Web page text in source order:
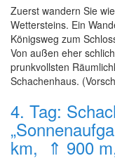
Zuerst wandern Sie
Wettersteins. Ein
Königsweg zum
Von außen eher
prunkvollsten
Schachenhaus.
4. Tag:
km, ⇑ 900